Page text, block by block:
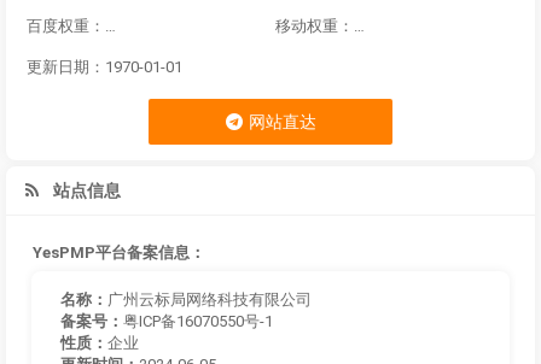
百度权重： 移动权重：
更新日期：1970-01-01
网站直达
站点信息
YesPMP平台备案信息：
名称： 广州云标局网络科技有限公司
备案号： 粤ICP备16070550号-1
性质： 企业